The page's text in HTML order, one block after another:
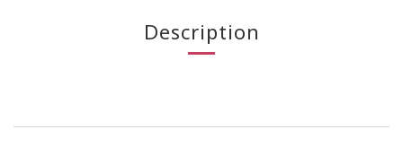
Description